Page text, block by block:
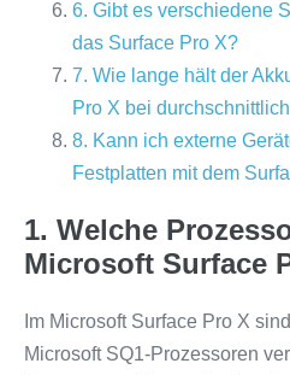
6. Gibt es verschiedene
das Surface Pro X?
7. Wie lange hält der
Pro X bei
8. Kann ich externe
Festplatten mit dem
1. Welche
Microsoft Surface
Im Microsoft Surface Pro X
Microsoft SQ1-Prozessoren